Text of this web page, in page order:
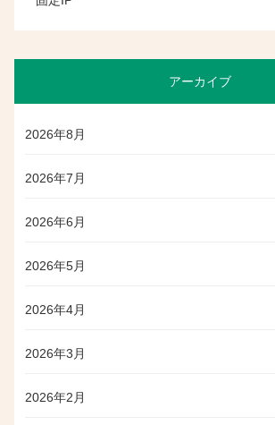
アーカイブ
2026年8月
2026年7月
2026年6月
2026年5月
2026年4月
2026年3月
2026年2月